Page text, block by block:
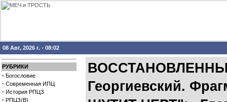
08 Авг, 2026 г. - 08:02
РУБРИКИ
· Богословие
· Современная ИПЦ
· История РПЦЗ
· РПЦЗ(В)
Георгиевский.